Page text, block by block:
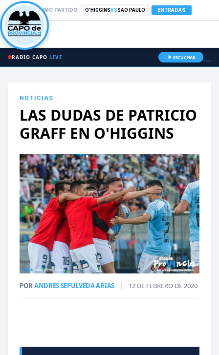
PRÓXIMO PARTIDO: O'HIGGINSVSSAO PAULO ENTRADAS
RADIO CAPO LIVE ESCUCHAR
NOTICIAS
LAS DUDAS DE PATRICIO
GRAFF EN O'HIGGINS
PORANDRES SEPULVEDA ARIAS | 12 DE FEBRERO DE 2020